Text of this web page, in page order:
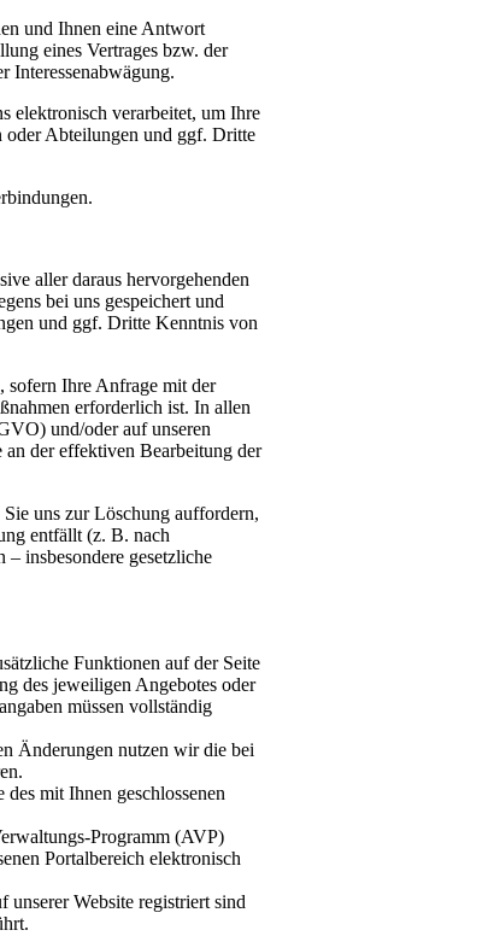
und Ihnen eine Antwort
eines Vertrages bzw. der
Interessenabwägung.
elektronisch verarbeitet, um Ihre
oder Abteilungen und ggf. Dritte
aller daraus hervorgehenden
bei uns gespeichert und
und ggf. Dritte Kenntnis von
Ihre Anfrage mit der
erforderlich ist. In allen
und/oder auf unseren
der effektiven Bearbeitung der
uns zur Löschung auffordern,
entfällt (z. B. nach
insbesondere gesetzliche
Funktionen auf der Seite
des jeweiligen Angebotes oder
müssen vollständig
Änderungen nutzen wir die bei
mit Ihnen geschlossenen
Programm (AVP)
Portalbereich elektronisch
unserer Website registriert sind